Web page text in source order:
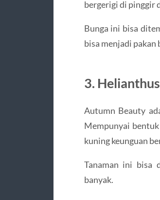
bergerigi di pinggir
Bunga ini bisa
bisa menjadi
3.
Autumn Beauty
Mempunyai
kuning keunguan
Tanaman ini bisa
banyak.